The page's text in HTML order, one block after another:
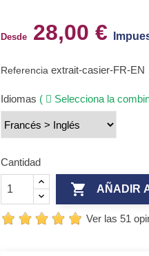
Desde 28,00 €
Referencia extrait-casier-FR-EN
Idiomas ( Selecciona la
Cantidad
 AÑADIR
Ver las 51